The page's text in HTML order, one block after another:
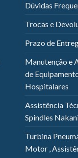
Dúvidas
Trocas e
Prazo de
Manutenção e
de
Hospitalares
Assistência
Spindles
Turbina
Motor ,